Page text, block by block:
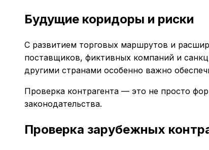
Будущие коридоры и риски
С развитием торговых маршрутов и
поставщиков, фиктивных компаний и
другими странами особенно важно
Проверка контрагента — это не просто
законодательства.
Проверка зарубежных